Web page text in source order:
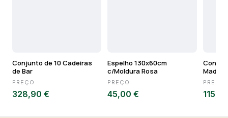
Conjunto de 10 Cadeiras
de Bar
PREÇO
328,90 €
Espelho 130x60cm
c/Moldura Rosa
PREÇO
45,00 €
PREÇO